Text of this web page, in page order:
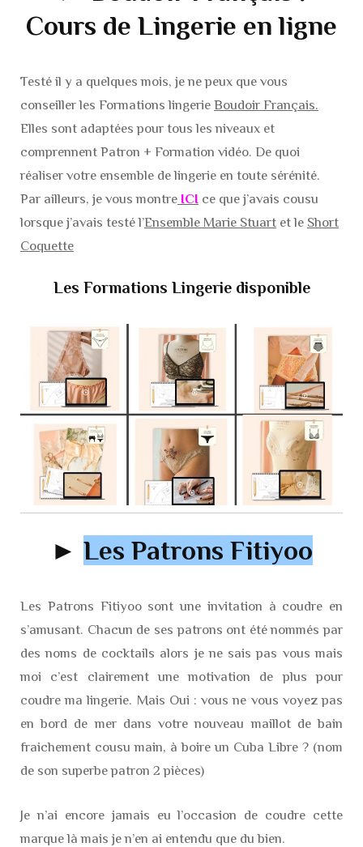
Cours de Lingerie en ligne
Testé il y a quelques mois, je ne peux que vous
conseiller les Formations lingerie Boudoir Français.
Elles sont adaptées pour tous les niveaux et
comprennent Patron + Formation vidéo. De quoi
réaliser votre ensemble de lingerie en toute sérénité.
Par ailleurs, je vous montre ICI ce que j’avais cousu
lorsque j’avais testé l’Ensemble Marie Stuart et le Short
Coquette
Les Formations Lingerie disponible
► Les Patrons Fitiyoo
Les Patrons Fitiyoo sont une invitation à coudre en
s’amusant. Chacun de ses patrons ont été nommés par
des noms de cocktails alors je ne sais pas vous mais
moi c’est clairement une motivation de plus pour
coudre ma lingerie. Mais Oui : vous ne vous voyez pas
en bord de mer dans votre nouveau maillot de bain
fraichement cousu main, à boire un Cuba Libre ? (nom
de son superbe patron 2 pièces)
Je n’ai encore jamais eu l’occasion de coudre cette
marque là mais je n’en ai entendu que du bien.